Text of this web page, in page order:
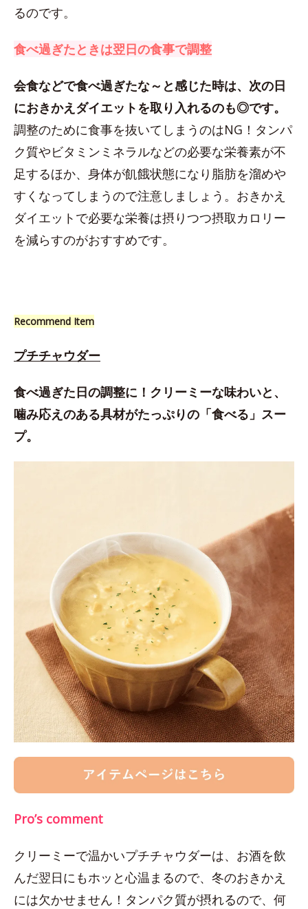
るのです。
食べ過ぎたときは翌日の食事で調整
会食などで食べ過ぎたな～と感じた時は、次の日
におきかえダイエットを取り入れるのも◎です。
調整のために食事を抜いてしまうのはNG！タンパ
ク質やビタミンミネラルなどの必要な栄養素が不
足するほか、身体が飢餓状態になり脂肪を溜めや
すくなってしまうので注意しましょう。おきかえ
ダイエットで必要な栄養は摂りつつ摂取カロリー
を減らすのがおすすめです。
Recommend Item
プチチャウダー
食べ過ぎた日の調整に！クリーミーな味わいと、
噛み応えのある具材がたっぷりの「食べる」スー
プ。
Pro’s comment
クリーミーで温かいプチチャウダーは、お酒を飲
んだ翌日にもホッと心温まるので、冬のおきかえ
には欠かせません！タンパク質が摂れるので、何